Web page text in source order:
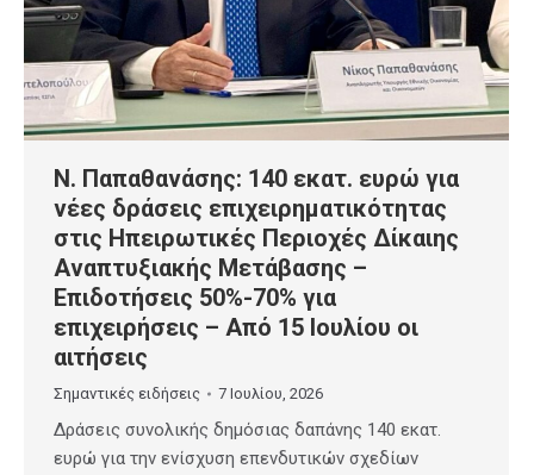
Ν. Παπαθανάσης: 140 εκατ. ευρώ για
νέες δράσεις επιχειρηματικότητας
στις Ηπειρωτικές Περιοχές Δίκαιης
Αναπτυξιακής Μετάβασης –
Επιδοτήσεις 50%-70% για
επιχειρήσεις – Από 15 Ιουλίου οι
αιτήσεις
Σημαντικές ειδήσεις 7 Ιουλίου, 2026
Δράσεις συνολικής δημόσιας δαπάνης 140 εκατ.
ευρώ για την ενίσχυση επενδυτικών σχεδίων